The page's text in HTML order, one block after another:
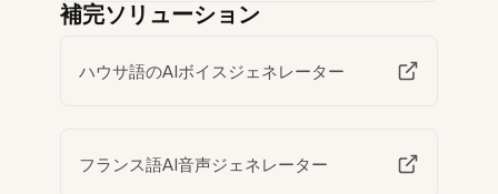
補完ソリューション
ハウサ語のAIボイスジェネレーター
フランス語AI音声ジェネレーター